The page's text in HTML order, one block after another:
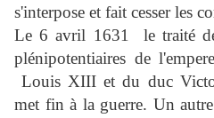
s'interpose et fait cesser les
Le 6 avril 1631
le traité
plénipotentiaires de
Louis XIII et du duc
met fin à la guerre. Un